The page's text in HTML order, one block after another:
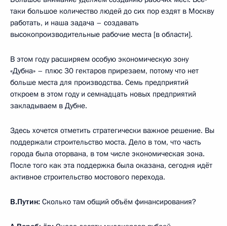
таки большое количество людей до сих пор ездят в Москву
работать, и наша задача – создавать
высокопроизводительные рабочие места [в области].
В этом году расширяем особую экономическую зону
«Дубна» – плюс 30 гектаров прирезаем, потому что нет
больше места для производства. Семь предприятий
откроем в этом году и семнадцать новых предприятий
закладываем в Дубне.
Здесь хочется отметить стратегически важное решение. Вы
поддержали строительство моста. Дело в том, что часть
города была оторвана, в том числе экономическая зона.
После того как эта поддержка была оказана, сегодня идёт
активное строительство мостового перехода.
В.Путин: Сколько там общий объём финансирования?